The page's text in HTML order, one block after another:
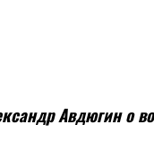
Авдюгин о